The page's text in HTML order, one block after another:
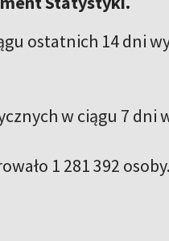
ostatnich 14 dni
w ciągu 7 dni
1 281 392 osoby.